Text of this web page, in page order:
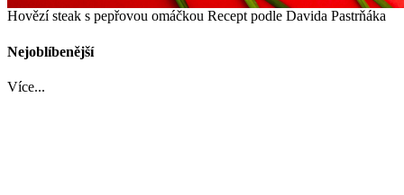
Hovězí steak s pepřovou omáčkou Recept podle Davida Pastrňáka
Nejoblíbenější
Více...